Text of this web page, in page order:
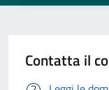
Contatta il